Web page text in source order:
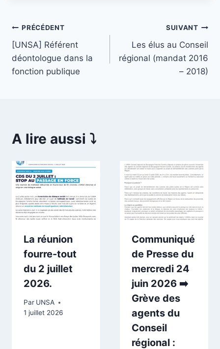
Navigation
de
l’article
PRÉCÉDENT
[UNSA] Référent
déontologue dans la
fonction publique
SUIVANT
Les élus au Conseil
régional (mandat 2016
– 2018)
A lire aussi ⤵️
La réunion
fourre-tout
du 2 juillet
2026.
Par UNSA
1 juillet 2026
Communiqué
de Presse du
mercredi 24
juin 2026 ➡️
Grève des
agents du
Conseil
régional :